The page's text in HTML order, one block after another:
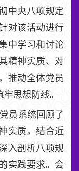
中央八项规定
对该活动进行
中学习和讨论
精神实质、对
推动全体党员
牢思想防线。
员系统回顾了
实质，结合近
入剖析八项规
实践要求。会